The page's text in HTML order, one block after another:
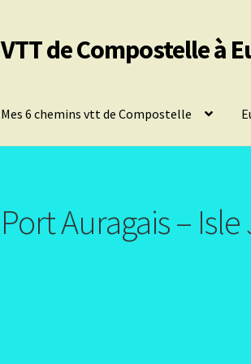
Aller
à
Aller
au
VTT de Compostelle à
Mes 6 chemins vtt de Compostelle
Port Auragais –